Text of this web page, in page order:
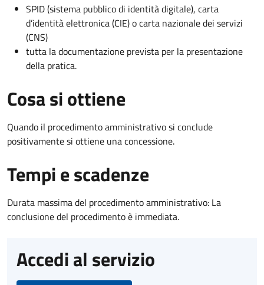
SPID (sistema pubblico di identità digitale), carta
d’identità elettronica (CIE) o carta nazionale dei servizi
(CNS)
tutta la documentazione prevista per la presentazione
della pratica.
Cosa si ottiene
Quando il procedimento amministrativo si conclude
positivamente si ottiene una concessione.
Tempi e scadenze
Durata massima del procedimento amministrativo: La
conclusione del procedimento è immediata.
Accedi al servizio